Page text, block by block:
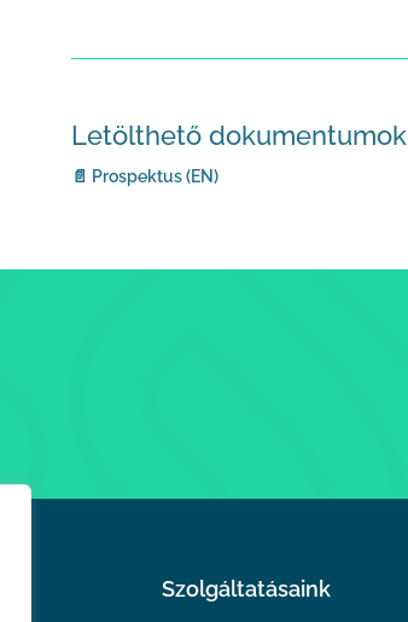
Letölthető dokumentumok
📄 Prospektus (EN)
Szolgáltatásaink